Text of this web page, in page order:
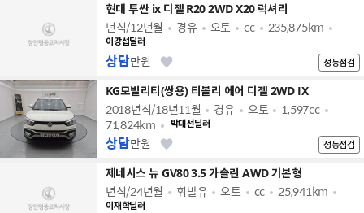
현대 투싼 ix 디젤 R20 2WD X20 럭셔리
년식/12년월 경유 오토 cc 235,875km
이강섭딜러
성능점검
상담만원
KG모빌리티(쌍용) 티볼리 에어 디젤 2WD IX
2018년식/18년11월 경유 오토
1,597cc
71,824km
박대선딜러
성능점검
상담만원
제네시스 뉴 GV80 3.5 가솔린 AWD 기본형
년식/24년월 휘발유 오토 cc 25,941km
이재학딜러